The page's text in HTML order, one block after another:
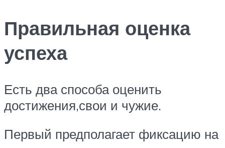
Правильная оценка
успеха
Есть два способа оценить
достижения,свои и чужие.
Первый предполагает фиксацию на